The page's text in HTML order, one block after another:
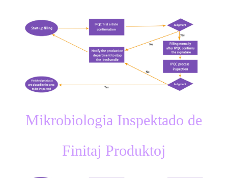
Mikrobiologia Inspektado de
Finitaj Produktoj